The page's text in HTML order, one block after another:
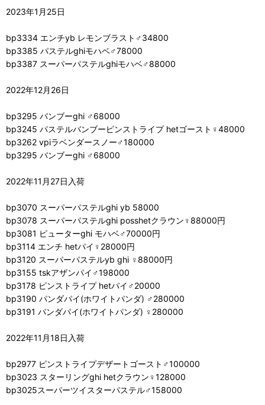
2023年1月25日
bp3334 エンチyb レモンブラスト♂34800
bp3385 パステルghiモハベ♂78000
bp3387 スーパーパステルghiモハベ♂88000
2022年12月26日
bp3295 バンブーghi ♂68000
bp3245 パステルバンブーピンストライプ hetゴースト♀48000
bp3262 vpiラベンダースノー♂180000
bp3295 バンブーghi ♂68000
2022年11月27日入荷
bp3070 スーパーパステルghi yb 58000
bp3078 スーパーパステルghi posshetクラウン♀88000円
bp3081 ピューターghi モハベ♂70000円
bp3114 エンチ hetパイ♀28000円
bp3120 スーパーパステルyb ghi ♀88000円
bp3155 tskアザンパイ♂198000
bp3178 ピンストライプ hetパイ♂20000
bp3190 パンダパイ(ホワイトパンダ) ♂280000
bp3191 パンダパイ(ホワイトパンダ) ♀280000
2022年11月18日入荷
bp2977 ピンストライプデザートゴースト♂100000
bp3023 スターリングghi hetクラウン♀128000
bp3025スーパーツイスターパステル♂158000